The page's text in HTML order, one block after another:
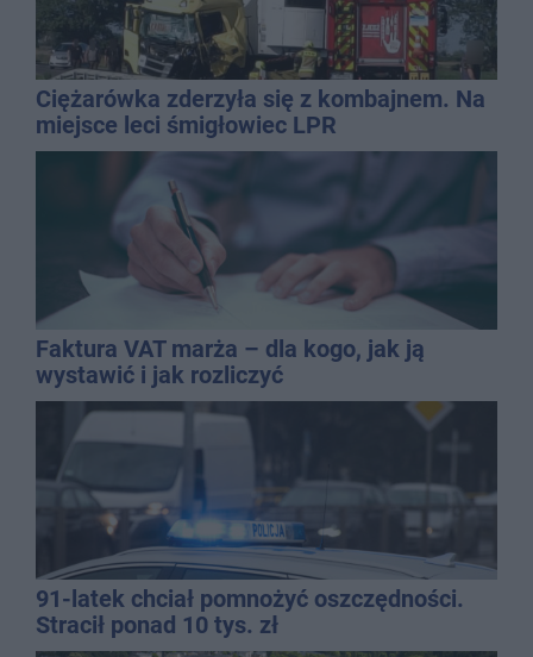
Ciężarówka zderzyła się z kombajnem. Na
miejsce leci śmigłowiec LPR
Faktura VAT marża – dla kogo, jak ją
wystawić i jak rozliczyć
91-latek chciał pomnożyć oszczędności.
Stracił ponad 10 tys. zł